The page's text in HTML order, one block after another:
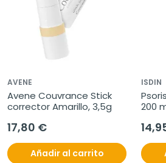
AVENE
Avene Couvrance Stick
corrector Amarillo, 3,5g
17,80 €
Añadir al carrito
ISDIN
200